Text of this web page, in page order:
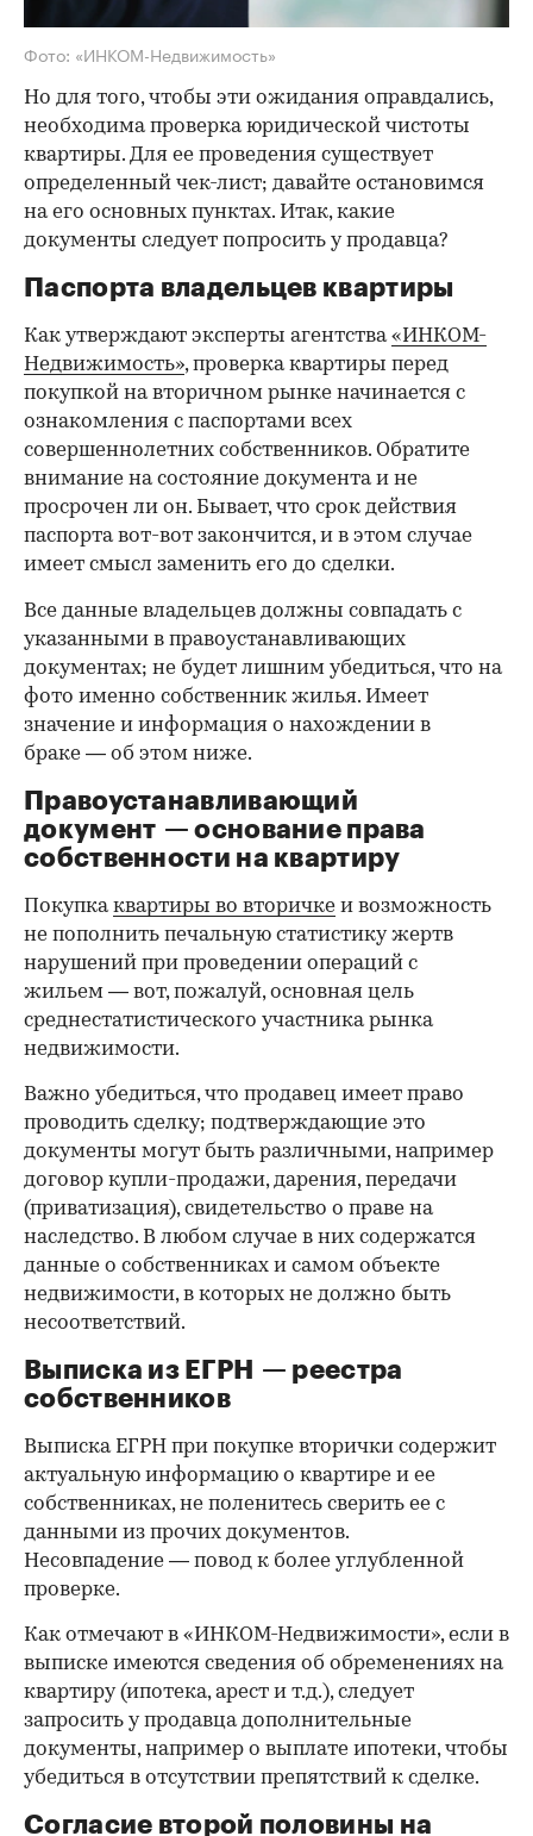
Фото: «ИНКОМ-Недвижимость»
Но для того, чтобы эти ожидания оправдались,
необходима проверка юридической чистоты
квартиры. Для ее проведения существует
определенный чек-лист; давайте остановимся
на его основных пунктах. Итак, какие
документы следует попросить у продавца?
Паспорта владельцев квартиры
Как утверждают эксперты агентства«ИНКОМ-
Недвижимость», проверка квартиры перед
покупкой на вторичном рынке начинается с
ознакомления с паспортами всех
совершеннолетних собственников. Обратите
внимание на состояние документа и не
просрочен ли он. Бывает, что срок действия
паспорта вот-вот закончится, и в этом случае
имеет смысл заменить его до сделки.
00:00 / 00:00
Все данные владельцев должны совпадать с
указанными в правоустанавливающих
документах; не будет лишним убедиться, что на
фото именно собственник жилья. Имеет
значение и информация о нахождении в
браке — об этом ниже.
Правоустанавливающий
документ — основание права
собственности на квартиру
Покупкаквартиры во вторичке и возможность
не пополнить печальную статистику жертв
нарушений при проведении операций с
жильем — вот, пожалуй, основная цель
среднестатистического участника рынка
недвижимости.
Важно убедиться, что продавец имеет право
проводить сделку; подтверждающие это
документы могут быть различными, например
договор купли-продажи, дарения, передачи
(приватизация), свидетельство о праве на
наследство. В любом случае в них содержатся
данные о собственниках и самом объекте
недвижимости, в которых не должно быть
несоответствий.
Выписка из ЕГРН — реестра
собственников
Выписка ЕГРН при покупке вторички содержит
актуальную информацию о квартире и ее
собственниках, не поленитесь сверить ее с
данными из прочих документов.
Несовпадение — повод к более углубленной
проверке.
Как отмечают в «ИНКОМ-Недвижимости», если в
выписке имеются сведения об обременениях на
квартиру (ипотека, арест и т.д.), следует
запросить у продавца дополнительные
документы, например о выплате ипотеки, чтобы
убедиться в отсутствии препятствий к сделке.
Согласие второй половины на